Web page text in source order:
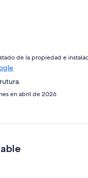
de la propiedad e
en abril de 2026